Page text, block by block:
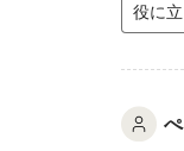
役に